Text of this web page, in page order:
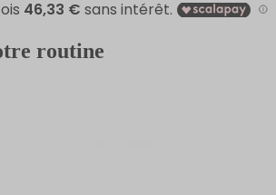
routine